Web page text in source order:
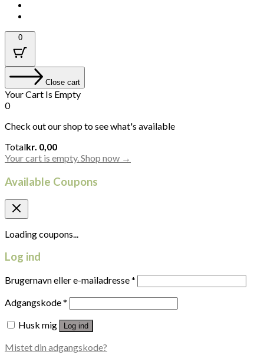
0
Close cart
Your Cart Is Empty
0
Check out our shop to see what's available
Cart
Total:
Totalkr. 0,00
Your cart is empty. Shop now →
Available Coupons
Loading coupons...
Log ind
Brugernavn eller e-mailadresse*
Adgangskode*
Husk mig
Log ind
Mistet din adgangskode?